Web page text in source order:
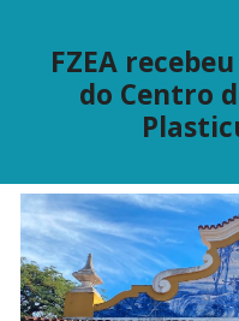
FZEA
do Centro